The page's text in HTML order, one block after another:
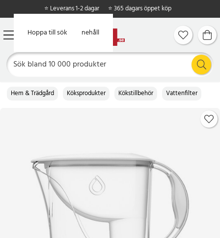
Hoppa till huvudinnehåll
Hoppa till sök
⭐ Leverans 1-2 dagar ⭐ 365 dagars öppet köp
Hem & Trädgård Köksprodukter Kökstillbehör Vattenfilter